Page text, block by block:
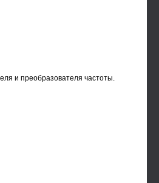
и преобразователя частоты.